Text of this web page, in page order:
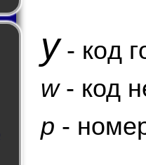
y- код
w- код
p -